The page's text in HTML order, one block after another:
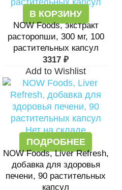
В КОРЗИНУ
NOW Foods, экстракт
расторопши, 300 мг, 100
растительных капсул
3317 ₽
Add to Wishlist
Нет на складе
ПОДРОБНЕЕ
NOW Foods, Liver Refresh,
добавка для здоровья
печени, 90 растительных
капсул